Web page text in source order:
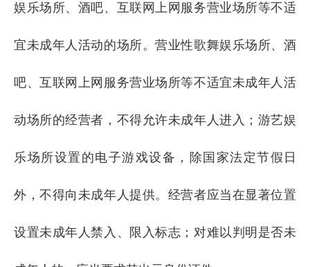
娱乐场所、酒吧、互联网上网服务营业场所等不适
宜未成年人活动的场所。营业性歌舞娱乐场所、酒
吧、互联网上网服务营业场所等不适宜未成年人活
动场所的经营者，不得允许未成年人进入；游艺娱
乐场所设置的电子游戏设备，除国家法定节假日
外，不得向未成年人提供。经营者应当在显著位置
设置未成年人禁入、限入标志；对难以判明是否未